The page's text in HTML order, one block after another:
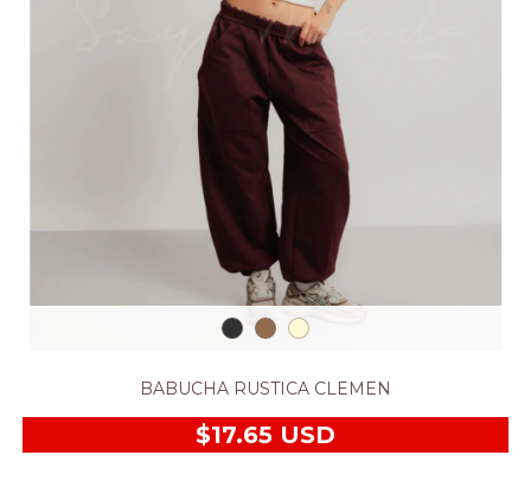
BABUCHA RUSTICA CLEMEN
$17.65 USD